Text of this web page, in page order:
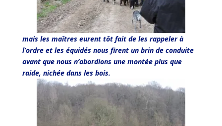
mais les maîtres eurent tôt fait de les rappeler à
l’ordre et les équidés nous firent un brin de conduite
avant que nous n’abordions une montée plus que
raide, nichée dans les bois.